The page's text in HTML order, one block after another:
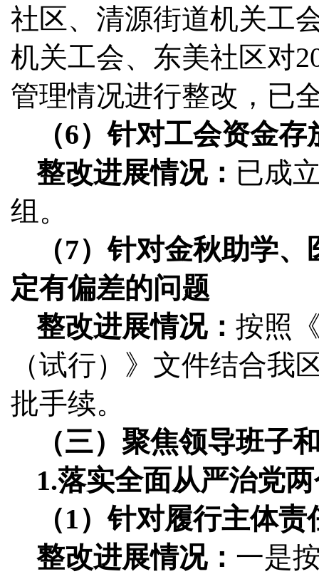
社区、清源街道机关工
机关工会、东美社区对
管理情况进行整改，已
（6）针对工会资金
整改进展情况： 已成
组。
（7）针对金秋助学
定有偏差的问题
整改进展情况： 按照
（试行）》文件结合我
批手续。
（三）聚焦领导班子
1.落实全面从严治党
（1）针对履行主体
整改进展情况： 一是